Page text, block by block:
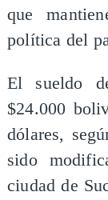
que
política del
El sueldo
$24.000
dólares,
sido
ciudad de